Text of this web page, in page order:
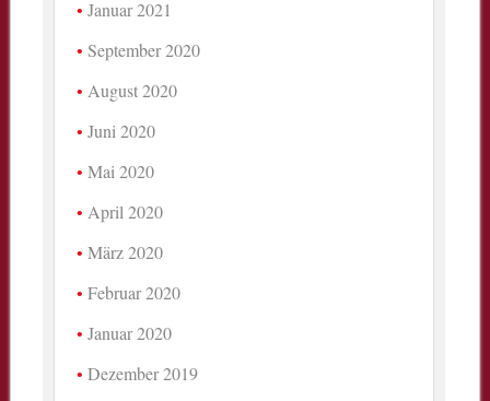
Januar 2021
September 2020
August 2020
Juni 2020
Mai 2020
April 2020
März 2020
Februar 2020
Januar 2020
Dezember 2019